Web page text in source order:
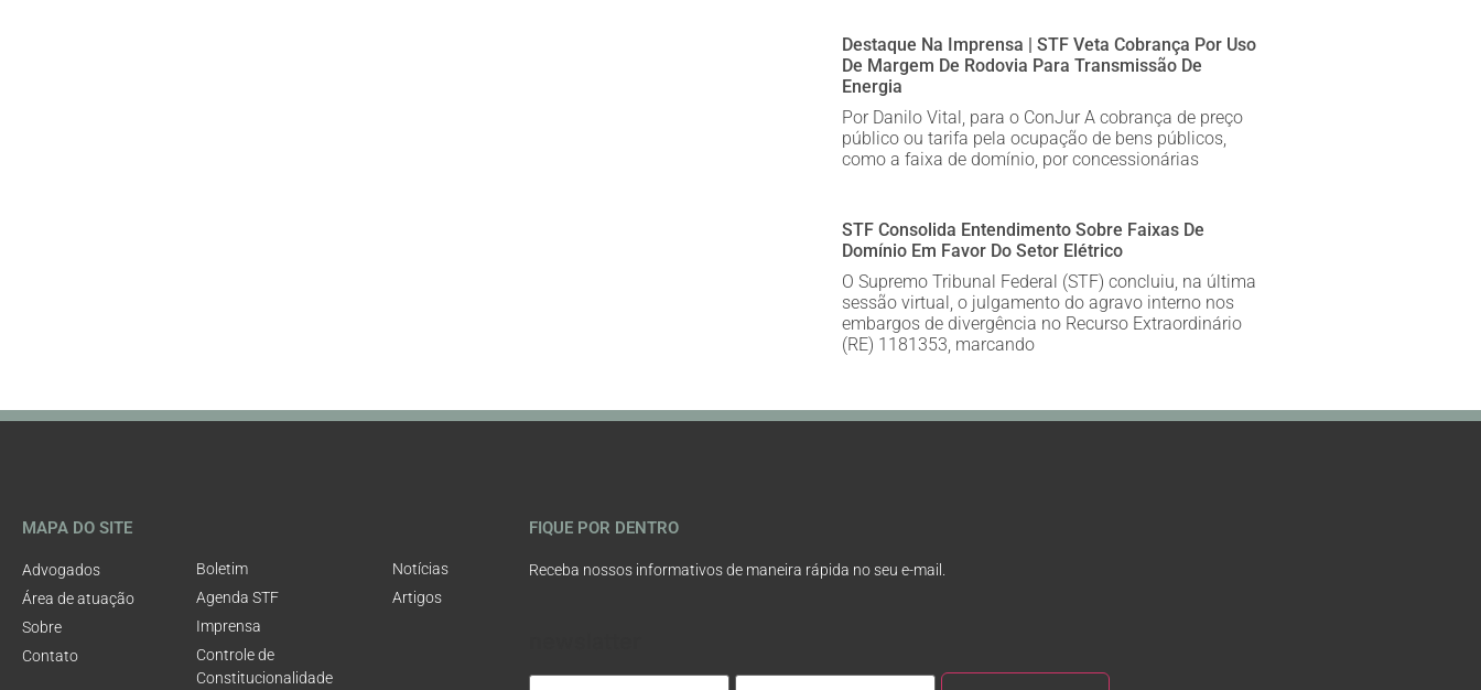
Destaque Na Imprensa | STF Veta Cobrança Por Uso
De Margem De Rodovia Para Transmissão De
Energia
Por Danilo Vital, para o ConJur A cobrança de preço
público ou tarifa pela ocupação de bens públicos,
como a faixa de domínio, por concessionárias
STF Consolida Entendimento Sobre Faixas De
Domínio Em Favor Do Setor Elétrico
O Supremo Tribunal Federal (STF) concluiu, na última
sessão virtual, o julgamento do agravo interno nos
embargos de divergência no Recurso Extraordinário
(RE) 1181353, marcando
MAPA DO SITE
Advogados
Área de atuação
Sobre
Contato
Boletim
Agenda STF
Imprensa
Controle de
Constitucionalidade
Notícias
Artigos
FIQUE POR DENTRO
Receba nossos informativos de maneira rápida no seu e-mail.